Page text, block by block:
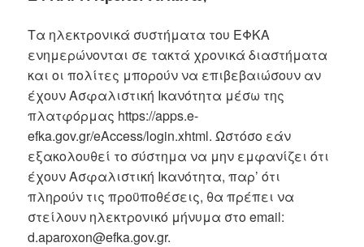
Τα ηλεκτρονικά συστήματα του ΕΦΚΑ
ενημερώνονται σε τακτά χρονικά διαστήματα
και οι πολίτες μπορούν να επιβεβαιώσουν αν
έχουν Ασφαλιστική Ικανότητα μέσω της
πλατφόρμας https://apps.e-
efka.gov.gr/eAccess/login.xhtml. Ωστόσο εάν
εξακολουθεί το σύστημα να μην εμφανίζει ότι
έχουν Ασφαλιστική Ικανότητα, παρ’ ότι
πληρούν τις προϋποθέσεις, θα πρέπει να
στείλουν ηλεκτρονικό μήνυμα στο email:
d.aparoxon@efka.gov.gr.